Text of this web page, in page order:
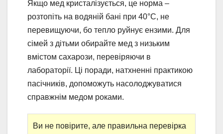
Якщо мед кристалізується, це норма –
розтопіть на водяній бані при 40°C, не
перевищуючи, бо тепло руйнує ензими. Для
сімей з дітьми обирайте мед з низьким
вмістом сахарози, перевіряючи в
лабораторії. Ці поради, натхненні практикою
пасічників, допоможуть насолоджуватися
справжнім медом роками.
Ви не повірите, але правильна перевірка